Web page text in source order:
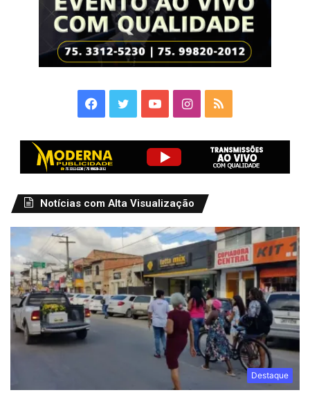
Facebook
TwitterYouTubeInstagram
RSS
Notícias com Alta Visualização
Destaque